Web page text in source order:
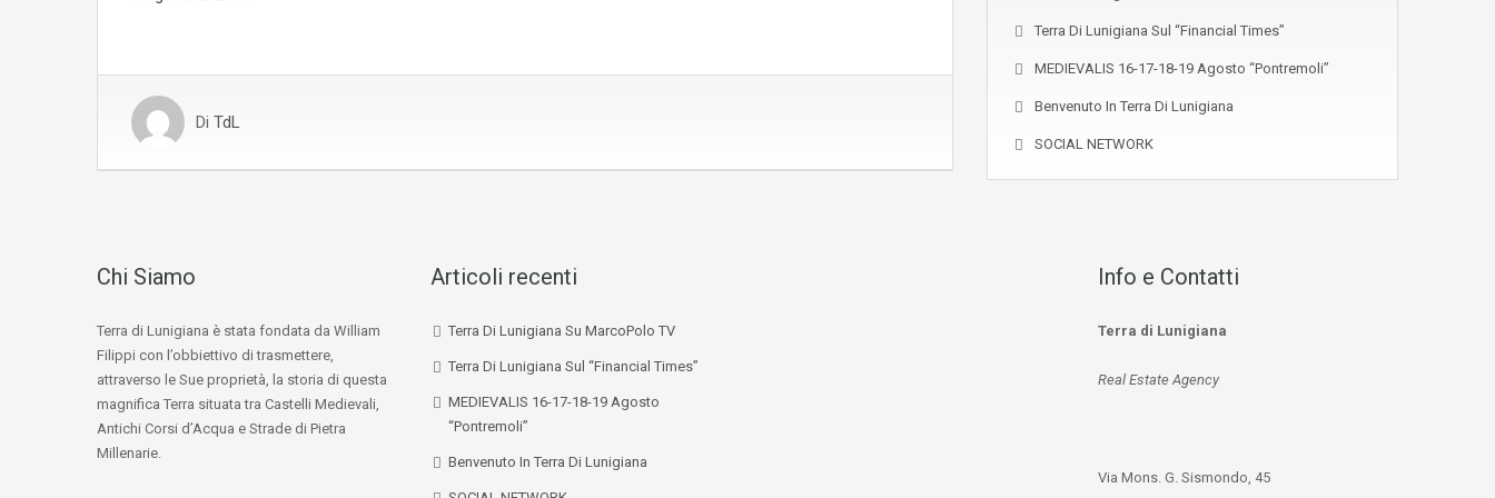
Di TdL
Terra Di Lunigiana Sul “Financial Times”
MEDIEVALIS 16-17-18-19 Agosto “Pontremoli”
Benvenuto In Terra Di Lunigiana
SOCIAL NETWORK
Chi Siamo
Terra di Lunigiana è stata fondata da William
Filippi con l’obbiettivo di trasmettere,
attraverso le Sue proprietà, la storia di questa
magnifica Terra situata tra Castelli Medievali,
Antichi Corsi d’Acqua e Strade di Pietra
Millenarie.
Articoli recenti
Terra Di Lunigiana Su MarcoPolo TV
Terra Di Lunigiana Sul “Financial Times”
MEDIEVALIS 16-17-18-19 Agosto
“Pontremoli”
Benvenuto In Terra Di Lunigiana
Info e Contatti
Terra di Lunigiana
Real Estate Agency
Via Mons. G. Sismondo, 45